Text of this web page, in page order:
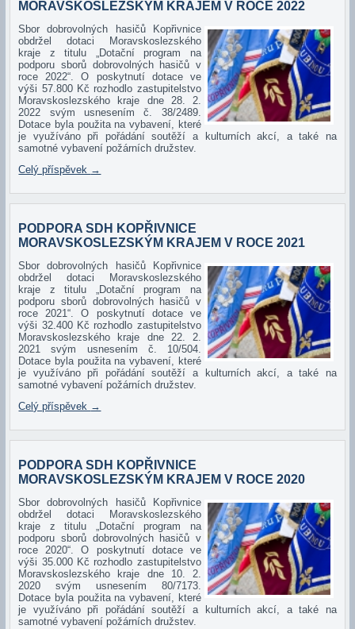
MORAVSKOSLEZSKÝM KRAJEM V ROCE 2022
Sbor dobrovolných hasičů Kopřivnice
obdržel dotaci Moravskoslezského
kraje z titulu „Dotační program na
podporu sborů dobrovolných hasičů v
roce 2022“. O poskytnutí dotace ve
výši 57.800 Kč rozhodlo zastupitelstvo
Moravskoslezského kraje dne 28. 2.
2022 svým usnesením č. 38/2489.
Dotace byla použita na vybavení, které
je využíváno při pořádání soutěží a kulturních akcí, a také na
samotné vybavení požárních družstev.
Celý příspěvek →
PODPORA SDH KOPŘIVNICE
MORAVSKOSLEZSKÝM KRAJEM V ROCE 2021
Sbor dobrovolných hasičů Kopřivnice
obdržel dotaci Moravskoslezského
kraje z titulu „Dotační program na
podporu sborů dobrovolných hasičů v
roce 2021“. O poskytnutí dotace ve
výši 32.400 Kč rozhodlo zastupitelstvo
Moravskoslezského kraje dne 22. 2.
2021 svým usnesením č. 10/504.
Dotace byla použita na vybavení, které
je využíváno při pořádání soutěží a kulturních akcí, a také na
samotné vybavení požárních družstev.
Celý příspěvek →
PODPORA SDH KOPŘIVNICE
MORAVSKOSLEZSKÝM KRAJEM V ROCE 2020
Sbor dobrovolných hasičů Kopřivnice
obdržel dotaci Moravskoslezského
kraje z titulu „Dotační program na
podporu sborů dobrovolných hasičů v
roce 2020“. O poskytnutí dotace ve
výši 35.000 Kč rozhodlo zastupitelstvo
Moravskoslezského kraje dne 10. 2.
2020 svým usnesením 80/7173.
Dotace byla použita na vybavení, které
je využíváno při pořádání soutěží a kulturních akcí, a také na
samotné vybavení požárních družstev.